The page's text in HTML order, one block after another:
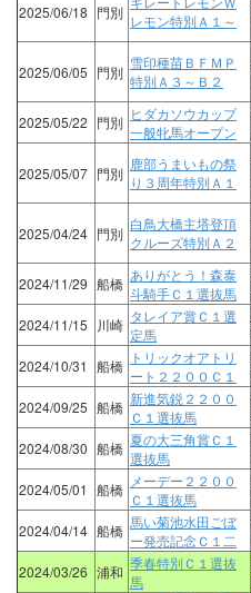
2025/06/18 門別 レモン特別Ａ１～
2025/06/05 門別
雪印種苗ＢＦＭＰ
特別Ａ３～Ｂ２
2025/05/22 門別 ヒダカソウカップ
一般牝馬オープン
2025/05/07 門別
鹿部うまいもの祭
り３周年特別Ａ１
2025/04/24 門別
白鳥大橋主塔登頂
クルーズ特別Ａ２
2024/11/29 船橋 ありがとう！森泰
斗騎手Ｃ１選抜馬
2024/11/15
川崎 タレイア賞Ｃ１選
定馬
2024/10/31 船橋 トリックオアトリ
ート２２００Ｃ１
2024/09/25 船橋 新進気鋭２２００
Ｃ１選抜馬
2024/08/30 船橋 夏の大三角賞Ｃ１
選抜馬
2024/05/01 船橋 メーデー２２００
Ｃ１選抜馬
2024/04/14 船橋 馬い菊池水田ごぼ
ー発売記念Ｃ１二
2024/03/26 浦和 季春特別Ｃ１選抜
馬